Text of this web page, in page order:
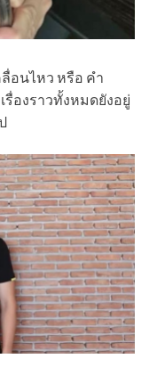
อนไหว หรือ คำ
รื่องราวทั้งหมดยังอยู่